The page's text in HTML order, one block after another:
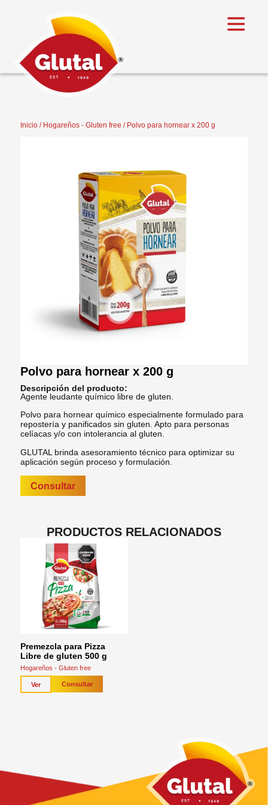
Inicio/ Hogareños - Gluten free / Polvo para hornear x 200 g
Polvo para hornear x 200 g
Descripción del producto:
Agente leudante químico libre de gluten.
Polvo para hornear químico especialmente formulado para
repostería y panificados sin gluten. Apto para personas
celíacas y/o con intolerancia al gluten.
GLUTAL brinda asesoramiento técnico para optimizar su
aplicación según proceso y formulación.
Consultar
PRODUCTOS RELACIONADOS
Premezcla para Pizza
Libre de gluten 500 g
Hogareños - Gluten free
Ver Consultar